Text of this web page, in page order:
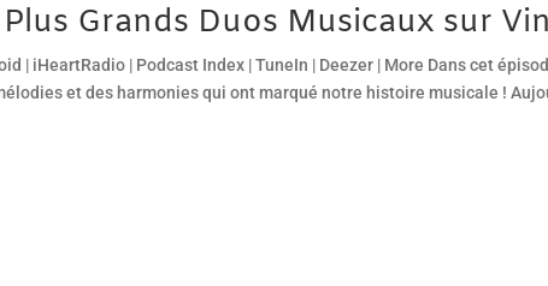
Grands Duos Musicaux sur
| iHeartRadio | Podcast Index | TuneIn | Deezer | More Dans cet
et des harmonies qui ont marqué notre histoire musicale !